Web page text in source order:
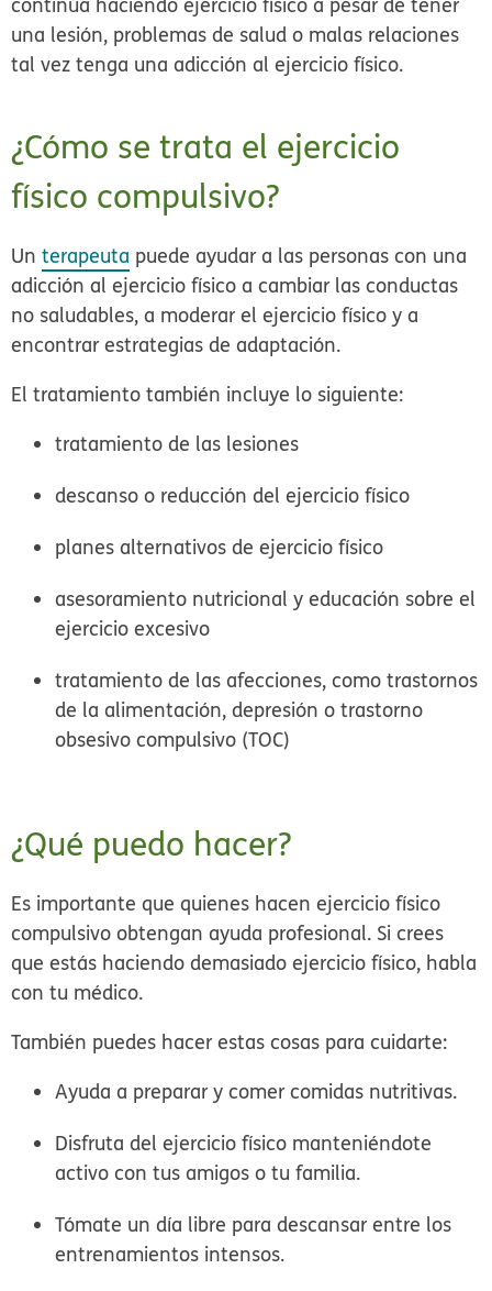
una lesión, problemas de salud o malas relaciones
tal vez tenga una adicción al ejercicio físico.
¿Cómo se trata el ejercicio
físico compulsivo?
Unterapeuta puede ayudar a las personas con una
adicción al ejercicio físico a cambiar las conductas
no saludables, a moderar el ejercicio físico y a
encontrar estrategias de adaptación.
El tratamiento también incluye lo siguiente:
tratamiento de las lesiones
descanso o reducción del ejercicio físico
planes alternativos de ejercicio físico
asesoramiento nutricional y educación sobre el
ejercicio excesivo
tratamiento de las afecciones, como trastornos
de la alimentación, depresión o trastorno
obsesivo compulsivo (TOC)
¿Qué puedo hacer?
Es importante que quienes hacen ejercicio físico
compulsivo obtengan ayuda profesional. Si crees
que estás haciendo demasiado ejercicio físico, habla
con tu médico.
También puedes hacer estas cosas para cuidarte:
Ayuda a preparar y comer comidas nutritivas.
Disfruta del ejercicio físico manteniéndote
activo con tus amigos o tu familia.
Tómate un día libre para descansar entre los
entrenamientos intensos.